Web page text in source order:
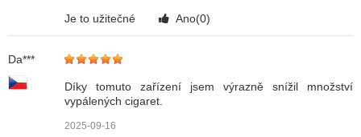
Je to užitečné Ano(0)
Da***
Díky tomuto zařízení jsem výrazně snížil množství
vypálených cigaret.
2025-09-16